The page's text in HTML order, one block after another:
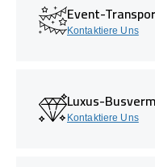
Event-
Kontaktiere Uns
Luxus-
Kontaktiere Uns